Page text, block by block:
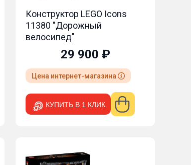
Конструктор LEGO Icons
11380 "Дорожный
велосипед"
29 900 ₽
Цена интернет-магазина
КУПИТЬ В 1 КЛИК